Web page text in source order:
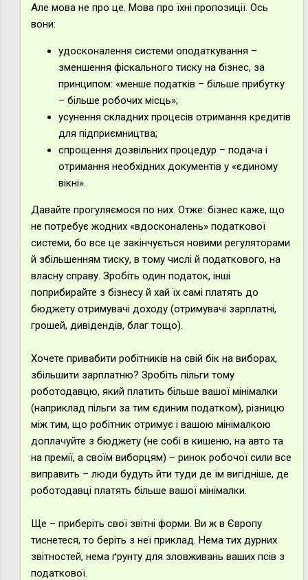
Але мова не про це. Мова про їхні пропозиції. Ось
вони:
удосконалення системи оподаткування –
зменшення фіскального тиску на бізнес, за
принципом: «менше податків – більше прибутку
– більше робочих місць»;
усунення складних процесів отримання кредитів
для підприємництва;
спрощення дозвільних процедур – подача і
отримання необхідних документів у «єдиному
вікні».
Давайте прогуляємося по них. Отже: бізнес каже, що
не потребує жодних «вдосконалень» податкової
системи, бо все це закінчується новими регуляторами
й збільшенням тиску, в тому числі й податкового, на
власну справу. Зробіть один податок, інші
поприбирайте з бізнесу й хай їх самі платять до
бюджету отримувачі доходу (отримувачі зарплатні,
грошей, дивідендів, благ тощо).
Хочете привабити робітників на свій бік на виборах,
збільшити зарплатню? Зробіть пільги тому
роботодавцю, який платить більше вашої мінімалки
(наприклад пільги за тим єдиним податком), різницю
між тим, що робітник отримує і вашою мінімалкою
доплачуйте з бюджету (не собі в кишеню, на авто та
на премії, а своїм виборцям) – ринок робочої сили все
виправить – люди будуть йти туди де їм вигідніше, де
роботодавці платять більше вашої мінімалки.
Ще – приберіть свої звітні форми. Ви ж в Європу
тиснетеся, то беріть з неї приклад. Нема тих дурних
звітностей, нема ґрунту для зловживань ваших псів з
податкової.